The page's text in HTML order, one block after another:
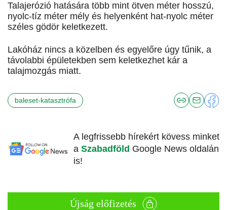
Talajerózió hatására több mint ötven méter hosszú,
nyolc-tíz méter mély és helyenként hat-nyolc méter
széles gödör keletkezett.
Lakóház nincs a közelben és egyelőre úgy tűnik, a
távolabbi épületekben sem keletkezhet kár a
talajmozgás miatt.
baleset-katasztrófa
A legfrissebb hírekért kövess minket
a Szabadföld Google News oldalán
is!
Újság előfizetés